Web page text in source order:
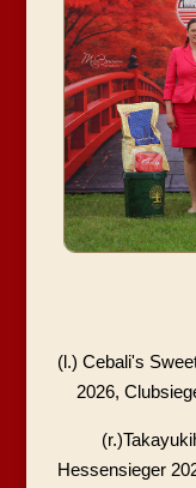
(l.) Cebali's
2026,
Hessensieger